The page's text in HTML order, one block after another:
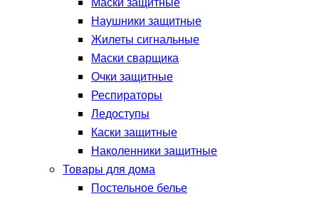
Наушники защитные
Жилеты сигнальные
Маски сварщика
Очки защитные
Респираторы
Ледоступы
Каски защитные
Наколенники защитные
Товары для дома
Постельное белье